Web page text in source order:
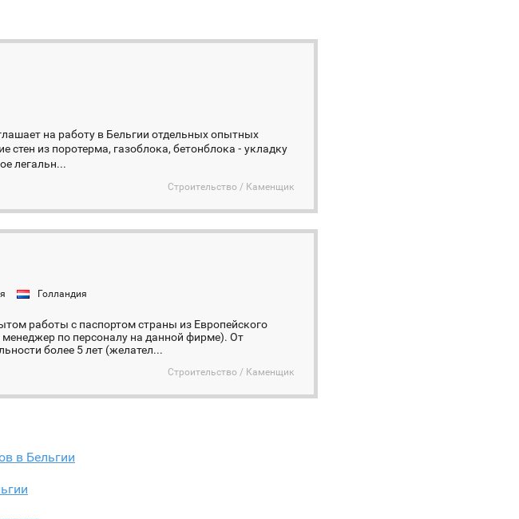
на работу в Бельгии отдельных опытных
стен из поротерма, газоблока, бетонблока ⁃ укладку
легальн...
Строительство / Каменщик
Голландия
работы с паспортом страны из Европейского
по персоналу на данной фирме). От
более 5 лет (желател...
Строительство / Каменщик
в Бельгии